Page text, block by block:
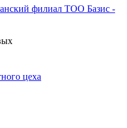
филиал ТОО Базис -
цеха